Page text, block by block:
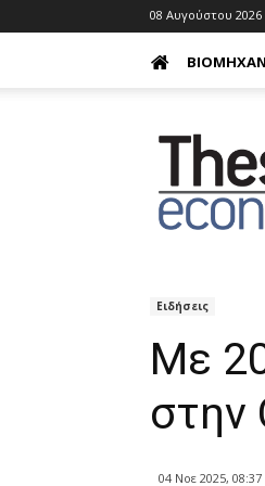
08 Αυγούστου
Ειδήσεις
Με
στην
04 Νοε 2025, 08:37